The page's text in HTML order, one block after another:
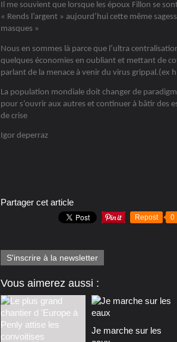
Il me souvient que lorsque les époux Fillon se
« Rends l’argent » aujourd’hui cette même
masques »
Nous en sommes là parce que l’ultra
quelques économies en oubliant et mettant de
parlant de la menace à venir du virus grippal.(ex
La population mondiale doit changer de
pour s’ouvrir aux autres et continuer à bâtir des
de crise
Igor deperraz
Partager cet article
Repost 0
S'inscrire à la newsletter
Vous aimerez aussi :
Je marche sur les